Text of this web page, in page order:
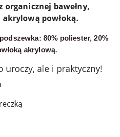
organicznej bawełny,
powłoką.
podszewka: 80% poliester,20%
akrylową.
uroczy, ale i praktyczny!